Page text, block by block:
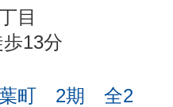
目
13分
葉町 2期 全2